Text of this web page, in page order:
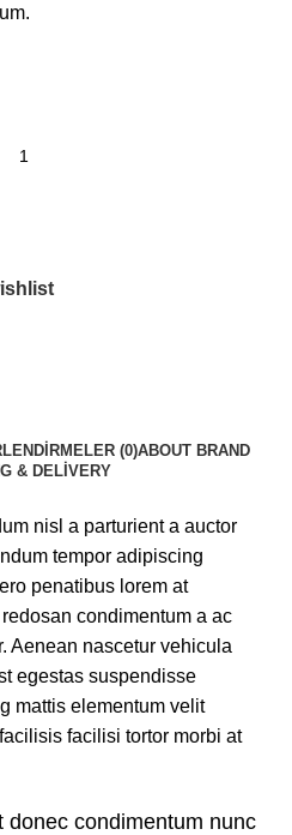
(0)ABOUT BRAND
& DELIVERY
nisl a parturient a auctor
tempor adipiscing
penatibus lorem at
condimentum a ac
Aenean nascetur vehicula
egestas suspendisse
mattis elementum velit
facilisi tortor morbi at
donec condimentum nunc